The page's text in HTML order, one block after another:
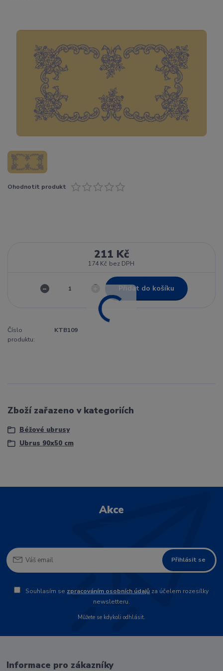
Ohodnotit produkt
211 Kč
174 Kč bez DPH
Přidat do košíku
Číslo
produktu:
KTB109
Zboží zařazeno v kategoriích
Béžové ubrusy
Ubrus 90x50 cm
Akce
Přihlásit se
Souhlasím se zpracováním osobních údajů za účelem rozesílky
newsletteru.
Můžete se kdykoli odhlásit.
Informace pro zákazníky